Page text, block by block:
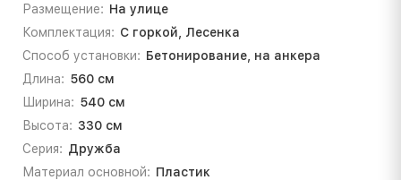
Размещение: На улице
Комплектация: С горкой, Лесенка
Способ установки: Бетонирование, на анкера
Длина: 560 см
Ширина: 540 см
Высота: 330 см
Серия: Дружба
Материал основной: Пластик